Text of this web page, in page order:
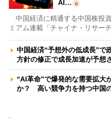
AI…
中国経済に精通する中国株投
ミアム連載「チャイナ・リサー
中国経済“予想外の低成長”
方針の修正で成長加速が予想
“AI革命”で爆発的な需要拡大
か？ 高い競争力を持つ中国